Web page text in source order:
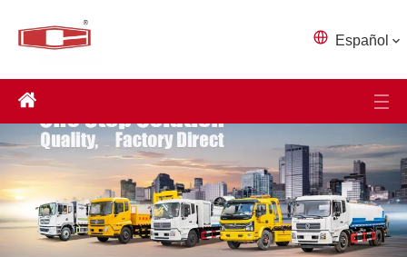
Español